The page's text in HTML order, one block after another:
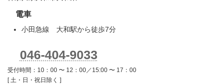
電車
小田急線 大和駅から徒歩7分
046-404-9033
受付時間：10：00 〜 12：00／15:00 〜 17：00
[ 土・日・祝日除く ]